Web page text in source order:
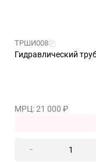
ТРШИ008
Гидравлический
МРЦ: 21 000 ₽
–